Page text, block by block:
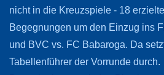
nicht in die Kreuzspiele - 18
Begegnungen um den Einzug ins
und BVC vs. FC Babaroga. Da
Tabellenführer der Vorrunde durch.